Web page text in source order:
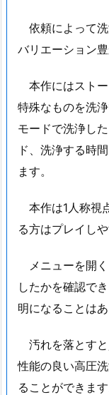
依頼によって
バリエーション豊
本作にはストー
特殊なものを洗
モードで洗浄し
ド、洗浄する時
ます。
本作は1人称視
る方はプレイし
メニューを開
したかを確認で
明になることは
汚れを落とす
性能の良い高圧
ることができます